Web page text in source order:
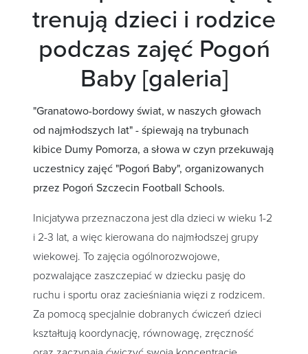
trenują dzieci i rodzice
podczas zajęć Pogoń
Baby [galeria]
"Granatowo-bordowy świat, w naszych głowach
od najmłodszych lat" - śpiewają na trybunach
kibice Dumy Pomorza, a słowa w czyn przekuwają
uczestnicy zajęć "Pogoń Baby", organizowanych
przez Pogoń Szczecin Football Schools.
Inicjatywa przeznaczona jest dla dzieci w wieku 1-2
i 2-3 lat, a więc kierowana do najmłodszej grupy
wiekowej. To zajęcia ogólnorozwojowe,
pozwalające zaszczepiać w dziecku pasję do
ruchu i sportu oraz zacieśniania więzi z rodzicem.
Za pomocą specjalnie dobranych ćwiczeń dzieci
kształtują koordynację, równowagę, zręczność